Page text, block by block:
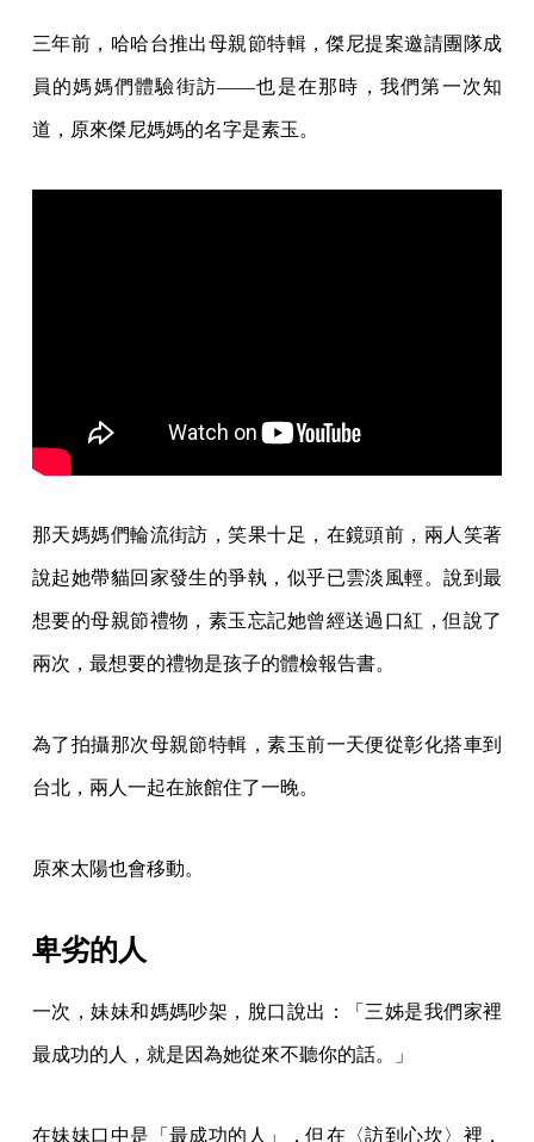
三年前，哈哈台推出母親節特輯，傑尼提案邀請團隊成
員的媽媽們體驗街訪——也是在那時，我們第一次知
道，原來傑尼媽媽的名字是素玉。
那天媽媽們輪流街訪，笑果十足，在鏡頭前，兩人笑著
說起她帶貓回家發生的爭執，似乎已雲淡風輕。說到最
想要的母親節禮物，素玉忘記她曾經送過口紅，但說了
兩次，最想要的禮物是孩子的體檢報告書。
為了拍攝那次母親節特輯，素玉前一天便從彰化搭車到
台北，兩人一起在旅館住了一晚。
原來太陽也會移動。
卑劣的人
一次，妹妹和媽媽吵架，脫口說出：「三姊是我們家裡
最成功的人，就是因為她從來不聽你的話。」
在妹妹口中是「最成功的人」，但在〈訪到心坎〉裡，